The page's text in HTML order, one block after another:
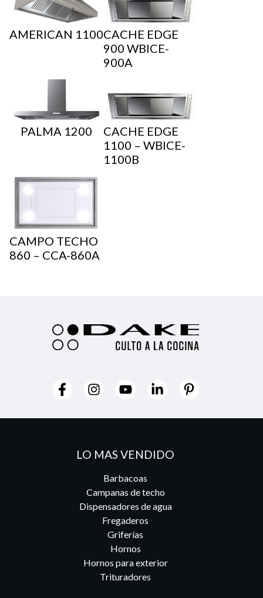
AMERICAN 1100CACHE EDGE
900 WBICE-
900A
PALMA 1200
CACHE EDGE
1100 – WBICE-
1100B
CAMPO TECHO
860 – CCA-860A
LO MAS VENDIDO
Barbacoas
Campanas de techo
Dispensadores de agua
Fregaderos
Griferías
Hornos
Hornos para exterior
Trituradores